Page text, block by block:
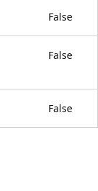
False
False
False